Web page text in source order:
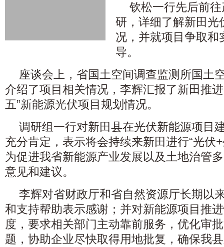
钦松一行先后前
研，详细了解新田光
况，并就项目争取和
导。
座谈会上，省国土空间调查监测所国土
介绍了项目相关情况，李辉汇报了新田推
五”新能源光伏项目规划情况。
调研组一行对新田县在光伏新能源项目
充分肯定，表示将会持续来新田进行“光伏
为促进我省新能源产业发展以及土地治管
意见和建议。
李辉对省财政厅和省自然资源厅长期以
和支持帮助表示感谢；并对新能源项目推
度，要求相关部门主动靠前服务，优化审
题，协助企业尽快取得用地批复，确保我